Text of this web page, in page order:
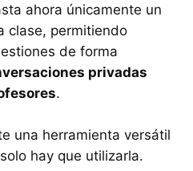
ahora únicamente un
clase, permitiendo
de forma
privadas
.
una herramienta versátil
hay que utilizarla.